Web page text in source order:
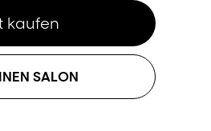
kaufen
SALON